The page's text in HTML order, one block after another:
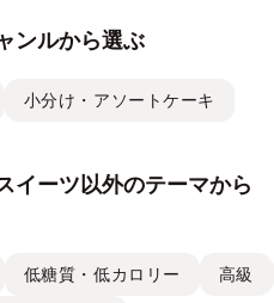
ンルから選ぶ
小分け・アソートケーキ
イーツ以外のテーマから
低糖質・低カロリー 高級